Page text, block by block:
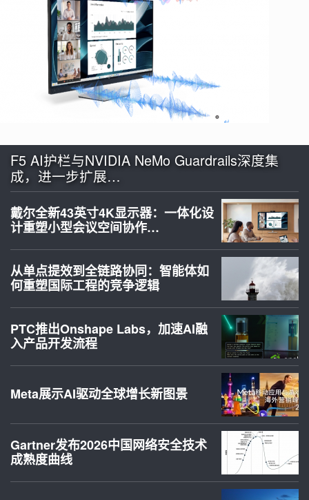
F5 AI护栏与NVIDIA NeMo Guardrails深度集
成，进一步扩展…
戴尔全新43英寸4K显示器：一体化设
计重塑小型会议空间协作…
从单点提效到全链路协同：智能体如
何重塑国际工程的竞争逻辑
PTC推出Onshape Labs，加速AI融
入产品开发流程
Meta展示AI驱动全球增长新图景
Gartner发布2026中国网络安全技术
成熟度曲线